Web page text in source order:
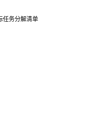
务分解清单